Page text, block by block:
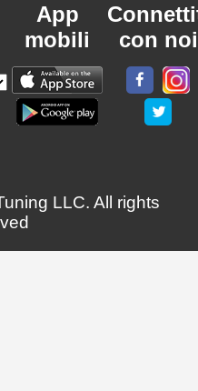
App
mobili
con noi
LLC. All rights